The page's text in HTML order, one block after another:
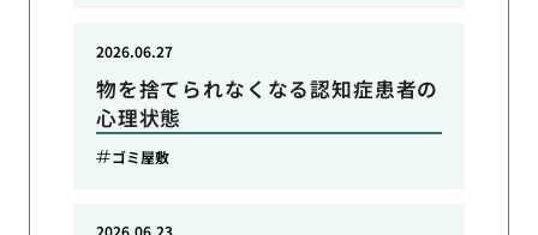
物を捨てられなくなる認知症患者の
心理状態
2026.06.27
ゴミ屋敷